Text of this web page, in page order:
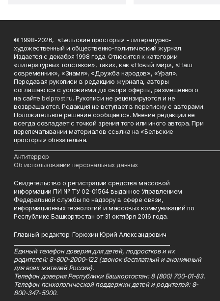
© 1998-2026, «Бельские просторы» - литературно-
художественный и общественно-политический журнал.
Издается с декабря 1998 года. Относится к категории
«литературных толстяков», таких, как «Новый мир», «Наш
современник», «Знамя», «Дружба народов», «Урал».
Передавая рукописи в редакцию журнала, авторы
соглашаются с условиями договора оферты, размещенного
на сайтеbelprost.ru. Рукописи не рецензируются и не
возвращаются. Редакция не вступает в переписку с авторами.
Положительное решение сообщается. Мнение редакции не
всегда совпадает с точкой зрения того или иного автора. При
перепечатывании материалов ссылка на «Бельские
просторы» обязательна.
Антитеррор
Об использовании персональных данных
Свидетельство о регистрации средства массовой
информации ПИ № ТУ 02-01564 выданное Управлением
Федеральной службы по надзору в сфере связи,
информационных технологий и массовых коммуникаций по
Республике Башкортостан от 31 октября 2016 года.
Главный редактор: Горюхин Юрий Александрович
Единый телефон доверия для детей, подростков и их
родителей: 8-800-2000-122 (звонок бесплатный и анонимный
для всех жителей России).
Телефон доверия Республики Башкортостан: 8 (800) 700-01-83.
Телефон психологической поддержки детей и родителей: 8-
800-347-5000.